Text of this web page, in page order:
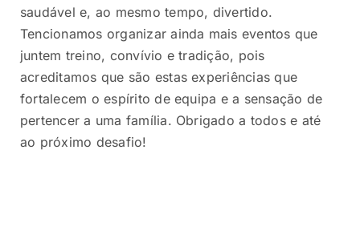
saudável e, ao mesmo tempo, divertido.
Tencionamos organizar ainda mais eventos que
juntem treino, convívio e tradição, pois
acreditamos que são estas experiências que
fortalecem o espírito de equipa e a sensação de
pertencer a uma família. Obrigado a todos e até
ao próximo desafio!